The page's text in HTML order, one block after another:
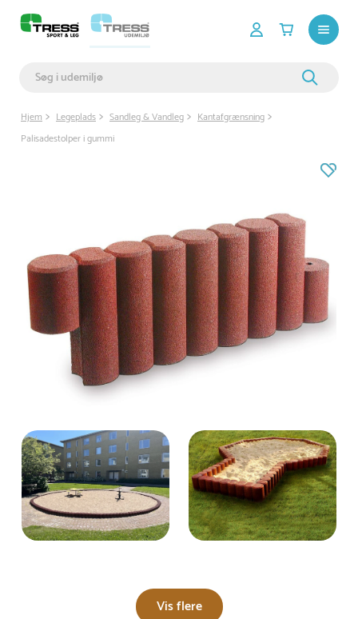
Hjem Legeplads Sandleg & Vandleg
Kantafgrænsning
Palisadestolper i gummi
Vis flere